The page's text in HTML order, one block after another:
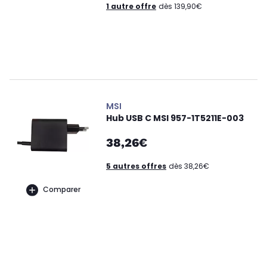
1 autre offre dès 139,90€
Comparer
MSI
Hub USB C MSI 957-1T5211E-003
38,26€
5 autres offres dès 38,26€